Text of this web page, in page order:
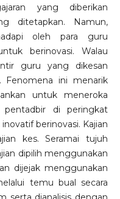
yang diberikan
ditetapkan. Namun,
oleh para guru
berinovasi. Walau
guru yang dikesan
Fenomena ini menarik
untuk meneroka
di peringkat
berinovasi. Kajian
kes. Seramai tujuh
dipilih menggunakan
dijejak menggunakan
temu bual secara